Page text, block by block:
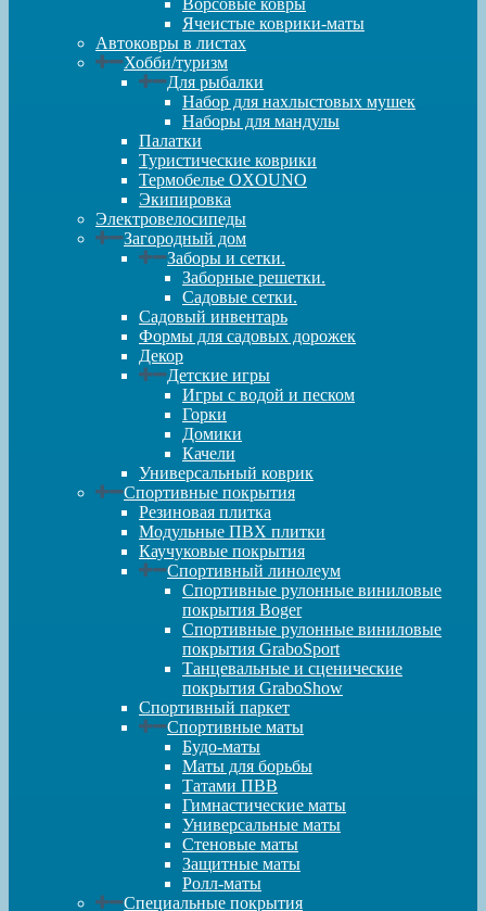
Ворсовые ковры
Ячеистые коврики-маты
Автоковры в листах
Хобби/туризм
Для рыбалки
Набор для нахлыстовых мушек
Наборы для мандулы
Палатки
Туристические коврики
Термобелье OXOUNO
Экипировка
Электровелосипеды
Загородный дом
Заборы и сетки.
Заборные решетки.
Садовые сетки.
Садовый инвентарь
Формы для садовых дорожек
Декор
Детские игры
Игры с водой и песком
Горки
Домики
Качели
Универсальный коврик
Спортивные покрытия
Резиновая плитка
Модульные ПВХ плитки
Каучуковые покрытия
Спортивный линолеум
Спортивные рулонные виниловые
покрытия Boger
Спортивные рулонные виниловые
покрытия GraboSport
Танцевальные и сценические
покрытия GraboShow
Спортивный паркет
Спортивные маты
Будо-маты
Маты для борьбы
Татами ПВВ
Гимнастические маты
Универсальные маты
Стеновые маты
Защитные маты
Ролл-маты
Специальные покрытия